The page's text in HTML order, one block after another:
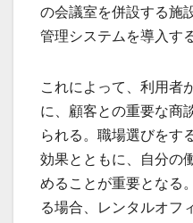
の会議室を併設する施
管理システムを導入す
これによって、利用者
に、顧客との重要な商
られる。職場選びをす
効果とともに、自分の
めることが重要となる
る場合、レンタルオフ